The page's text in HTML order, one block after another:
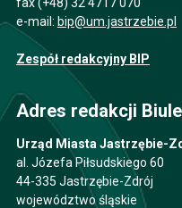
e-mail: bip@um.jastrzebie.pl
Zespół redakcyjny BIP
Adres redakcji
Urząd Miasta Jastrzębie-
al. Józefa Piłsudskiego 60
44-335 Jastrzębie-Zdrój
województwo śląskie